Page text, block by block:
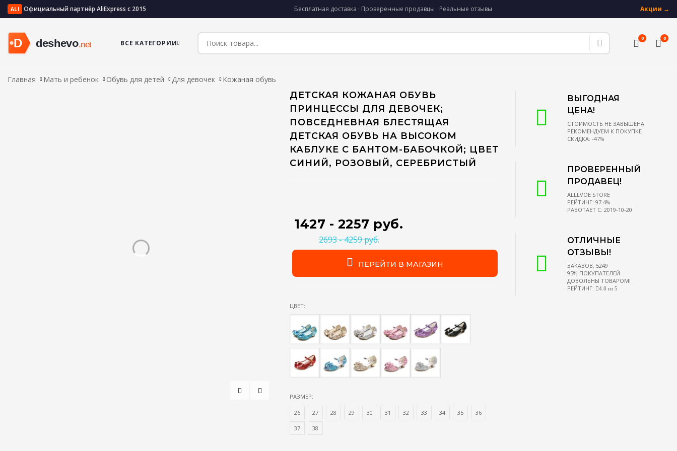
ALI Официальный партнёр AliExpress с 2015 Бесплатная доставка · Проверенные продавцы · Реальные отзывы Акции →
ВСЕ КАТЕГОРИИ
0 0
Главная Мать и ребенок Обувь для детей Для девочек Кожаная обувь
ДЕТСКАЯ КОЖАНАЯ ОБУВЬ
ПРИНЦЕССЫ ДЛЯ ДЕВОЧЕК;
ПОВСЕДНЕВНАЯ БЛЕСТЯЩАЯ
ДЕТСКАЯ ОБУВЬ НА ВЫСОКОМ
КАБЛУКЕ С БАНТОМ-БАБОЧКОЙ; ЦВЕТ
СИНИЙ, РОЗОВЫЙ, СЕРЕБРИСТЫЙ
1427 - 2257 руб.
2693 - 4259 руб.
ПЕРЕЙТИ В МАГАЗИН
ЦВЕТ:
РАЗМЕР:
26 27 28 29 30 31 32 33 34 35 36
37 38
ВЫГОДНАЯ
ЦЕНА!
СТОИМОСТЬ НЕ ЗАВЫШЕНА
РЕКОМЕНДУЕМ К ПОКУПКЕ
СКИДКА: -47%
ПРОВЕРЕННЫЙ
ПРОДАВЕЦ!
ALLLVOE STORE
РЕЙТИНГ: 97.4%
РАБОТАЕТ С: 2019-10-20
ОТЛИЧНЫЕ
ОТЗЫВЫ!
ЗАКАЗОВ: 5249
95% ПОКУПАТЕЛЕЙ
ДОВОЛЬНЫ ТОВАРОМ!
РЕЙТИНГ:
4.8 из 5